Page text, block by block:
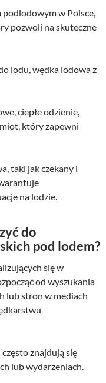
podlodowym w Polsce,
pozwoli na skuteczne
lodu, wędka lodowa z
ciepłe odzienie,
który zapewni
taki jak czekany i
na lodzie.
do
pod lodem?
się w
od wyszukania
lub stron w mediach
znajdują się
lub wydarzeniach.